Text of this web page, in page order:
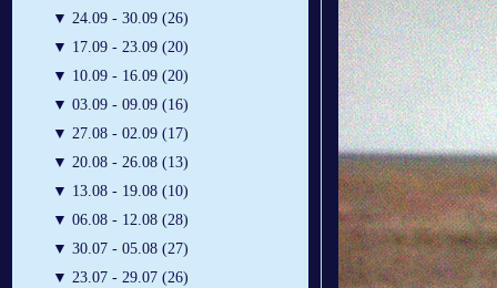
▼ 24.09 - 30.09 (26)
▼ 17.09 - 23.09 (20)
▼ 10.09 - 16.09 (20)
▼ 03.09 - 09.09 (16)
▼ 27.08 - 02.09 (17)
▼ 20.08 - 26.08 (13)
▼ 13.08 - 19.08 (10)
▼ 06.08 - 12.08 (28)
▼ 30.07 - 05.08 (27)
▼ 23.07 - 29.07 (26)